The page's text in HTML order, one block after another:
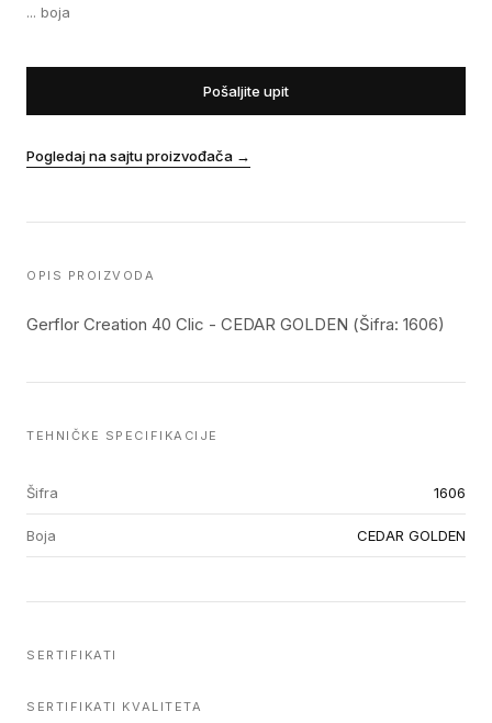
... boja
Pošaljite upit
Pogledaj na sajtu proizvođača →
OPIS PROIZVODA
Gerflor Creation 40 Clic - CEDAR GOLDEN (Šifra: 1606)
TEHNIČKE SPECIFIKACIJE
Šifra 1606
Boja CEDAR GOLDEN
SERTIFIKATI
SERTIFIKATI KVALITETA